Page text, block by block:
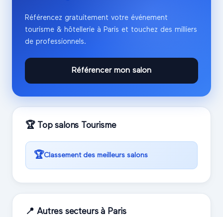
Référencez gratuitement votre événement
tourisme & hôtellerie à Paris et touchez des milliers
de professionnels.
Référencer mon salon
🏆 Top salons Tourisme
🏆Classement des meilleurs salons
📍 Autres secteurs à Paris